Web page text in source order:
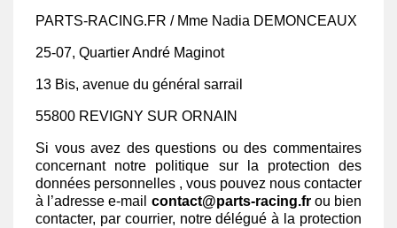
PARTS-RACING.FR / Mme Nadia DEMONCEAUX
25-07, Quartier André Maginot
13 Bis, avenue du général sarrail
55800 REVIGNY SUR ORNAIN
Si vous avez des questions ou des commentaires
concernant notre politique sur la protection des
données personnelles , vous pouvez nous contacter
à l’adresse e-mail contact@parts-racing.frou bien
contacter, par courrier, notre délégué à la protection